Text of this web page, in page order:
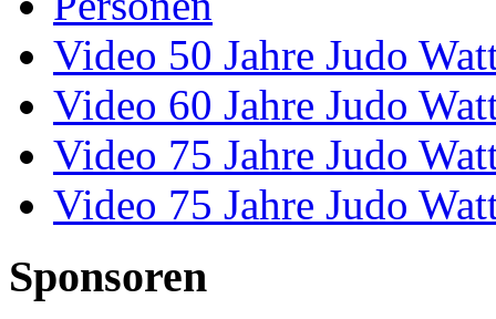
Video 50 Jahre Judo
Video 60 Jahre Judo
Video 75 Jahre Judo
Video 75 Jahre Judo
Sponsoren